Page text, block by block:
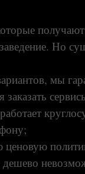
Но
мы